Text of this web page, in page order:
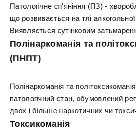
Патологічне сп'яніння (ПЗ) -
що розвивається на тлі алкогольної
Виявляється сутінковим
Полінаркоманія та
(ПНПТ)
Полінаркоманія та
патологічний стан, обумовлений
двох і більше наркотичних чи
Токсикоманія